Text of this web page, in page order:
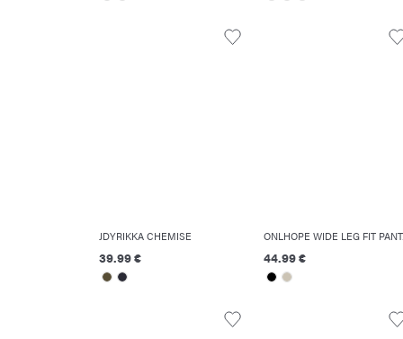
JDYRIKKA CHEMISE
39.99 € 44.99 €